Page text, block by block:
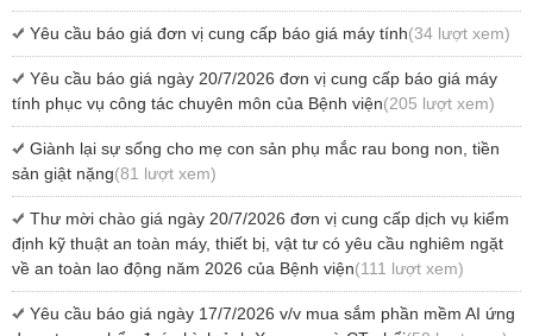
Yêu cầu báo giá đơn vị cung cấp báo giá máy tính(34 lượt xem)
Yêu cầu báo giá ngày 20/7/2026 đơn vị cung cấp báo giá máy
tính phục vụ công tác chuyên môn của Bệnh viện(205 lượt xem)
Giành lại sự sống cho mẹ con sản phụ mắc rau bong non, tiền
sản giật nặng(81 lượt xem)
Thư mời chào giá ngày 20/7/2026 đơn vị cung cấp dịch vụ kiểm
định kỹ thuật an toàn máy, thiết bị, vật tư có yêu cầu nghiêm ngặt
về an toàn lao động năm 2026 của Bệnh viện(111 lượt xem)
Yêu cầu báo giá ngày 17/7/2026 v/v mua sắm phần mềm AI ứng